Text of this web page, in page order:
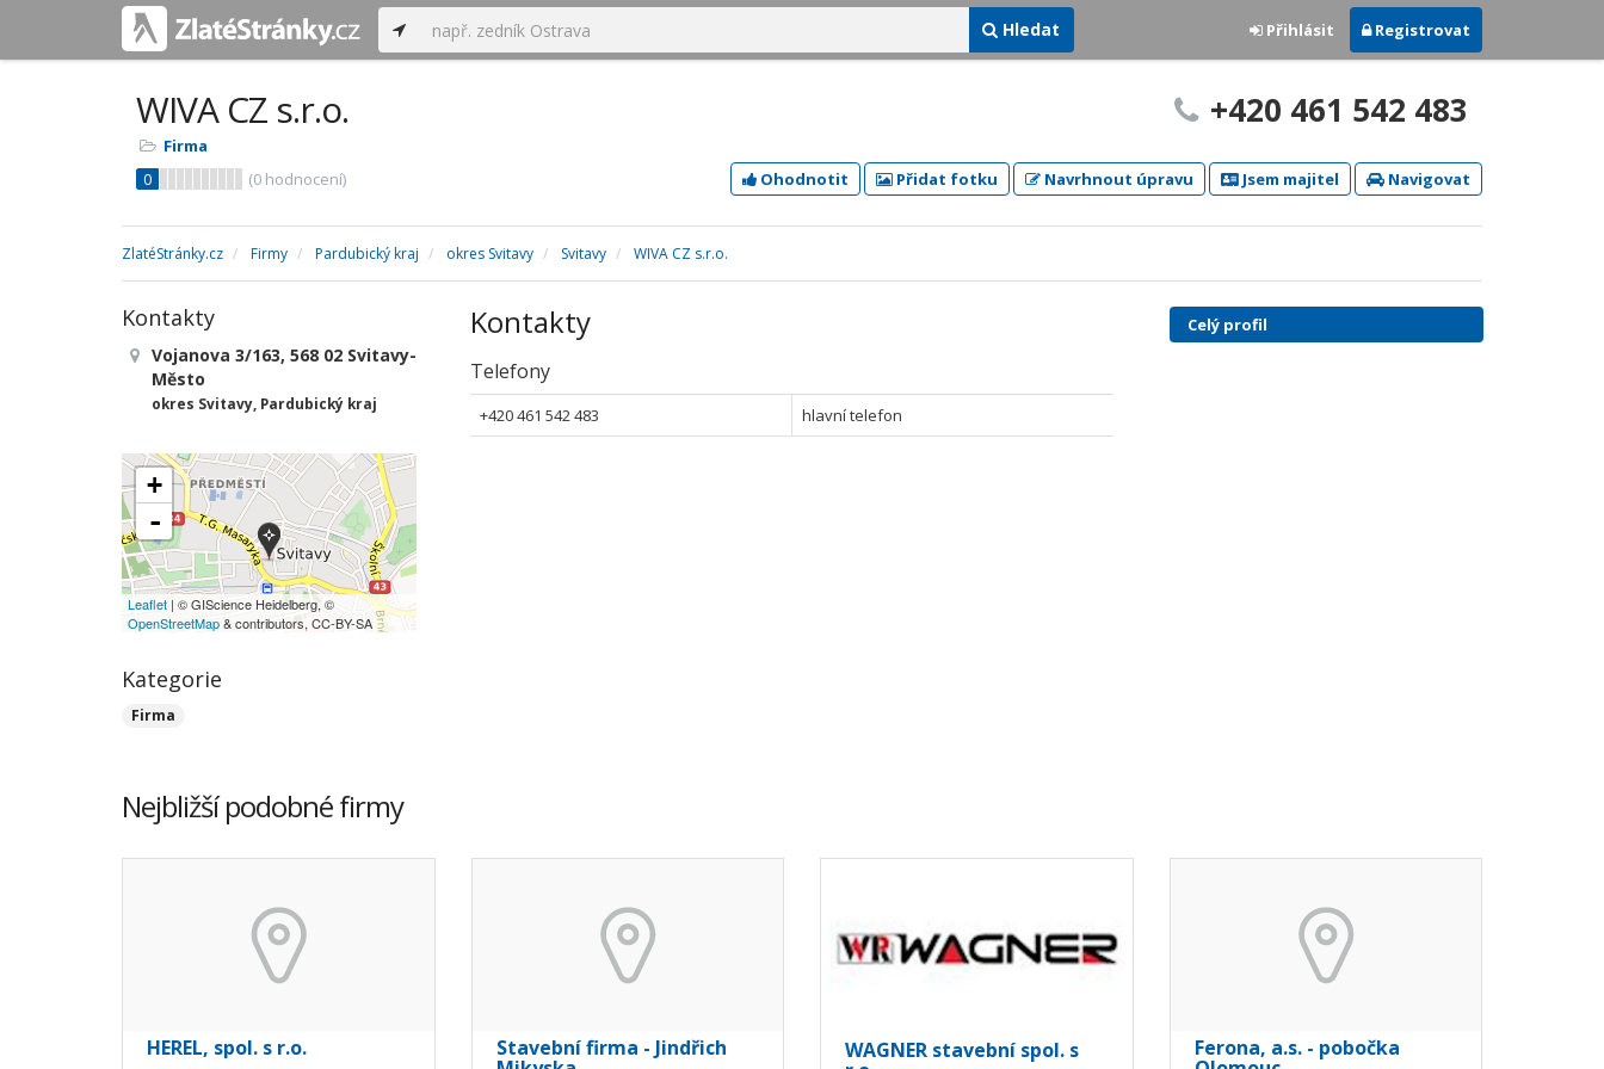
Hledat Přihlásit Registrovat
WIVA CZ s.r.o.
Firma
0
(0 hodnocení)
+420 461 542 483
Ohodnotit Přidat fotku Navrhnout úpravu Jsem majitel Navigovat
ZlatéStránky.cz Firmy Pardubický kraj okres Svitavy Svitavy WIVA CZ s.r.o.
Kontakty
Telefony
+420 461 542 483 hlavní telefon
Kontakty
Vojanova 3/163, 568 02 Svitavy-
Město
okres Svitavy, Pardubický kraj
+
-
Leaflet | © GIScience Heidelberg, ©
OpenStreetMap& contributors, CC-BY-SA
Kategorie
Firma
Celý profil
Nejbližší podobné firmy
HEREL, spol. s r.o. Stavební firma - Jindřich WAGNER stavební spol. s Ferona, a.s. - pobočka